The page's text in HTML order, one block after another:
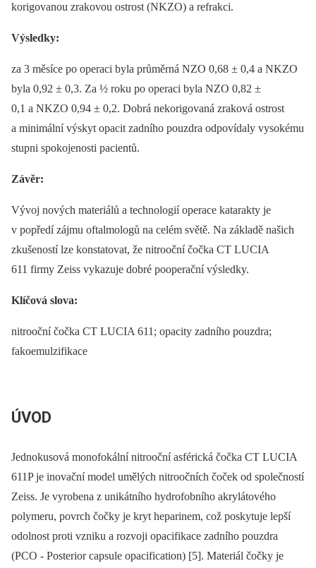
korigovanou zrakovou ostrost (NKZO) a refrakci.
Výsledky:
za 3 měsíce po operaci byla průměrná NZO 0,68 ± 0,4 a NKZO
byla 0,92 ± 0,3. Za ½ roku po operaci byla NZO 0,82 ±
0,1 a NKZO 0,94 ± 0,2. Dobrá nekorigovaná zraková ostrost
a minimální výskyt opacit zadního pouzdra odpovídaly vysokému
stupni spokojenosti pacientů.
Závěr:
Vývoj nových materiálů a technologií operace katarakty je
v popředí zájmu oftalmologů na celém světě. Na základě našich
zkušeností lze konstatovat, že nitrooční čočka CT LUCIA
611 firmy Zeiss vykazuje dobré pooperační výsledky.
Klíčová slova:
nitrooční čočka CT LUCIA 611; opacity zadního pouzdra;
fakoemulzifikace
ÚVOD
Jednokusová monofokální nitrooční asférická čočka CT LUCIA
611P je inovační model umělých nitroočních čoček od společností
Zeiss. Je vyrobena z unikátního hydrofobního akrylátového
polymeru, povrch čočky je kryt heparinem, což poskytuje lepší
odolnost proti vzniku a rozvoji opacifikace zadního pouzdra
(PCO -⁠ Posterior capsule opacification) [5]. Materiál čočky je